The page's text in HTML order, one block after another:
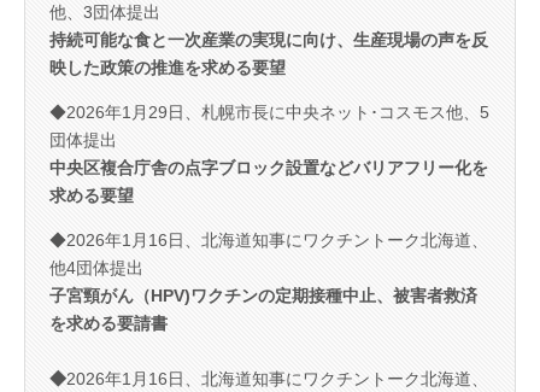
他、3団体提出
持続可能な食と一次産業の実現に向け、生産現場の声を反
映した政策の推進を求める要望
◆2026年1月29日、札幌市長に中央ネット･コスモス他、5
団体提出
中央区複合庁舎の点字ブロック設置などバリアフリー化を
求める要望
◆2026年1月16日、北海道知事にワクチントーク北海道、
他4団体提出
子宮頸がん（HPV)ワクチンの定期接種中止、被害者救済
を求める要請書
◆2026年1月16日、北海道知事にワクチントーク北海道、